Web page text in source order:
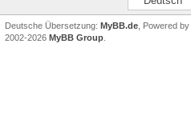
Deutsche Übersetzung: MyBB.de , Powered by
2002-2026 MyBB Group